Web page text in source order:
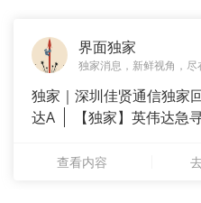
界面独家
独家消息，新鲜视角，尽
独家｜深圳佳贤通信独家
达A
【独家】英伟达急
查看内容